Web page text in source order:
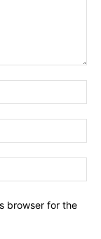
browser for the